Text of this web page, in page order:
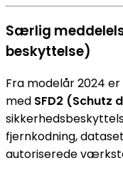
Særlig
beskyttelse)
Fra modelår 2024
med SFD2 (Schutz
fjernkodning,
autoriserede